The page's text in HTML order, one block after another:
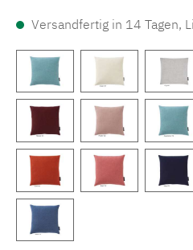
Versandfertig in 14 Tagen,